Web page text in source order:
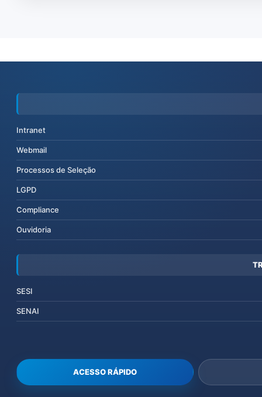
Intranet
Webmail
Processos de Seleção
LGPD
Compliance
Ouvidoria
SESI
SENAI
ACESSO RÁPIDO